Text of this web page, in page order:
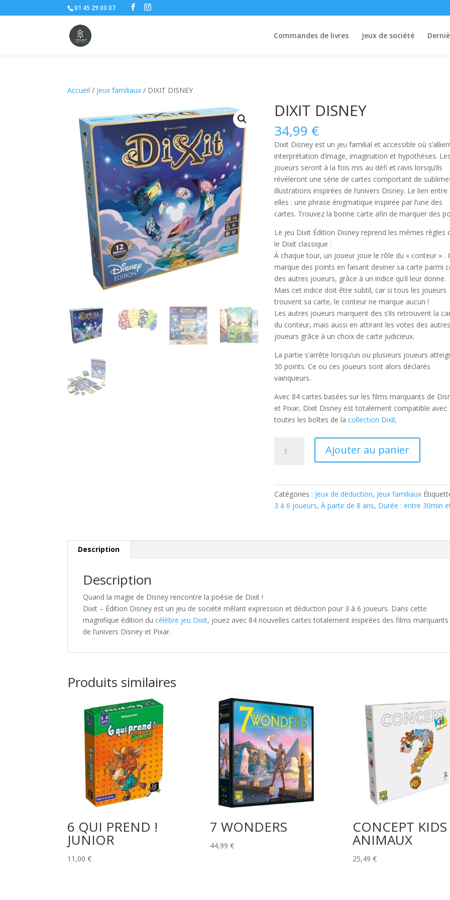
01 45 29 03 07
Commandes de livres Jeux de société
Accueil / Jeux familiaux / DIXIT DISNEY
DIXIT DISNEY
34,99 €
Dixit Disney est un jeu familial et accessible où
interprétation d’image, imagination et hypothèses. Les
joueurs seront à la fois mis au défi et ravis lorsqu’ils
révéleront une série de cartes comportant de
illustrations inspirées de l’univers Disney. Le lien entre
elles : une phrase énigmatique inspirée par l’une des
cartes. Trouvez la bonne carte afin de marquer des
Le jeu Dixit Édition Disney reprend les mêmes règles
le Dixit classique :
À chaque tour, un joueur joue le rôle du « conteur » . Il
marque des points en faisant deviner sa carte parmi
des autres joueurs, grâce à un indice qu’il leur donne.
Mais cet indice doit être subtil, car si tous les joueurs
trouvent sa carte, le conteur ne marque aucun !
Les autres joueurs marquent des s’ils retrouvent la
du conteur, mais aussi en attirant les votes des autres
joueurs grâce à un choix de carte judicieux.
La partie s’arrête lorsqu’un ou plusieurs joueurs
30 points. Ce ou ces joueurs sont alors déclarés
vainqueurs.
Avec 84 cartes basées sur les films marquants de
et Pixar, Dixit Disney est totalement compatible avec
toutes les boîtes de lacollection Dixit.
Ajouter au panier
Catégories : Jeux de déduction, Jeux familiaux
3 à 6 joueurs,À partir de 8 ans, Durée : entre 30min
Description
Description
Quand la magie de Disney rencontre la poésie de Dixit !
Dixit – Édition Disney est un jeu de société mêlant expression et déduction pour 3 à 6 joueurs. Dans cette
magnifique édition ducélèbre jeu Dixit, jouez avec 84 nouvelles cartes totalement inspirées des films marquants
de l’univers Disney et Pixar.
Produits similaires
6 QUI PREND !
JUNIOR
11,00€
7 WONDERS
44,99 €
CONCEPT KIDS
ANIMAUX
25,49 €